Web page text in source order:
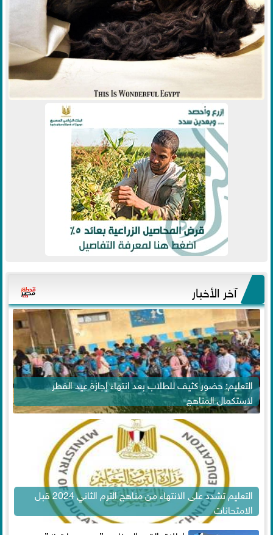
آخر الأخبار
التعليم: حضور كثيف للطلاب بعد انتهاء إجازة عيد الفطر
لاستكمال المناهج
التعليم تشدد على الانتهاء من مناهج الترم الثاني 2024 قبل
الامتحانات